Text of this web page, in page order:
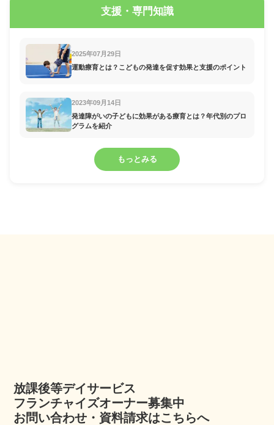
支援・専門知識
2025年07月29日
運動療育とは？こどもの発達を促す効果と支援のポイント
2023年09月14日
発達障がいの子どもに効果がある療育とは？年代別のプロ
グラムを紹介
もっとみる
放課後等デイサービス
フランチャイズオーナー募集中
お問い合わせ・資料請求はこちらへ